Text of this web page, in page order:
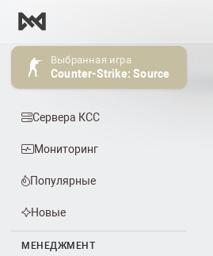
Выбранная игра
Counter-Strike: Source
Сервера КСС
Мониторинг
Популярные
Новые
МЕНЕДЖМЕНТ